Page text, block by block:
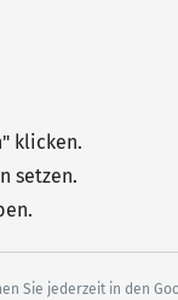
klicken.
setzen.
Sie jederzeit in den